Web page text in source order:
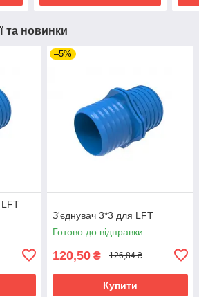
та новинки
LFT
–5%
З'єднувач 3*3 для LFT
Готово до відправки
120,50 ₴ 126,84 ₴
Купити